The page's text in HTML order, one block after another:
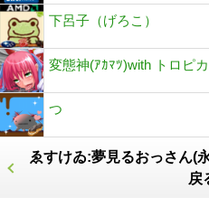
下呂子（げろこ）
変態神(ｱｶﾏﾂ)with トロピ
つ
ゑすけゐ:夢見るおっさん(
戻